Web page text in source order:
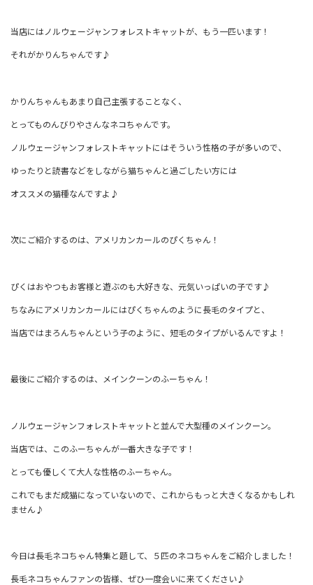
当店にはノルウェージャンフォレストキャットが、もう一匹います！
それがかりんちゃんです♪
かりんちゃんもあまり自己主張することなく、
とってものんびりやさんなネコちゃんです。
ノルウェージャンフォレストキャットにはそういう性格の子が多いので、
ゆったりと読書などをしながら猫ちゃんと過ごしたい方には
オススメの猫種なんですよ♪
次にご紹介するのは、アメリカンカールのぴくちゃん！
ぴくはおやつもお客様と遊ぶのも大好きな、元気いっぱいの子です♪
ちなみにアメリカンカールにはぴくちゃんのように長毛のタイプと、
当店ではまろんちゃんという子のように、短毛のタイプがいるんですよ！
最後にご紹介するのは、メインクーンのふーちゃん！
ノルウェージャンフォレストキャットと並んで大型種のメインクーン。
当店では、このふーちゃんが一番大きな子です！
とっても優しくて大人な性格のふーちゃん。
これでもまだ成猫になっていないので、これからもっと大きくなるかもしれ
ません♪
今日は長毛ネコちゃん特集と題して、５匹のネコちゃんをご紹介しました！
長毛ネコちゃんファンの皆様、ぜひ一度会いに来てください♪